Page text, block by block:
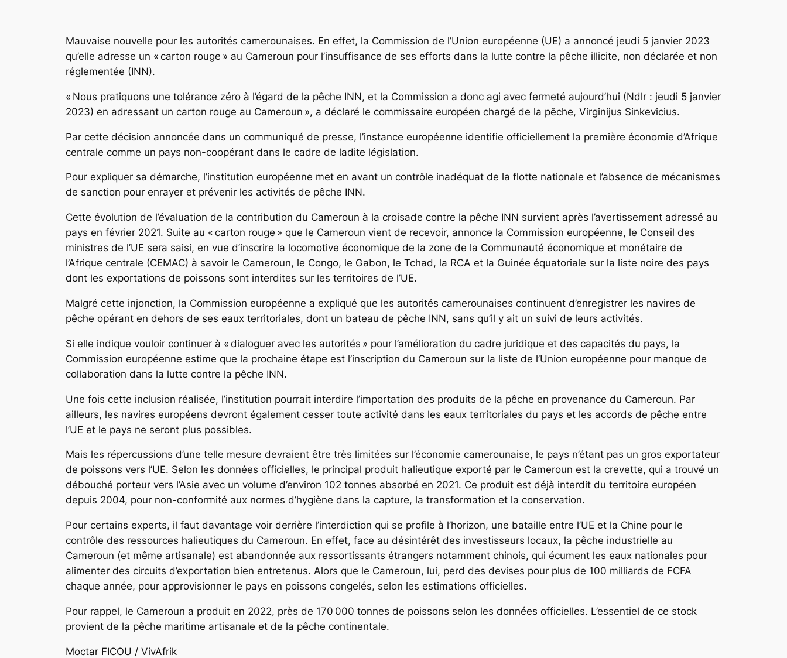
Mauvaise nouvelle pour les autorités camerounaises. En effet, la Commission de l’Union européenne (UE) a annoncé jeudi 5 janvier 2023
qu’elle adresse un « carton rouge » au Cameroun pour l’insuffisance de ses efforts dans la lutte contre la pêche illicite, non déclarée et non
réglementée (INN).
« Nous pratiquons une tolérance zéro à l’égard de la pêche INN, et la Commission a donc agi avec fermeté aujourd’hui (Ndlr : jeudi 5 janvier
2023) en adressant un carton rouge au Cameroun », a déclaré le commissaire européen chargé de la pêche, Virginijus Sinkevicius.
Par cette décision annoncée dans un communiqué de presse, l’instance européenne identifie officiellement la première économie d’Afrique
centrale comme un pays non-coopérant dans le cadre de ladite législation.
Pour expliquer sa démarche, l’institution européenne met en avant un contrôle inadéquat de la flotte nationale et l’absence de mécanismes
de sanction pour enrayer et prévenir les activités de pêche INN.
Cette évolution de l’évaluation de la contribution du Cameroun à la croisade contre la pêche INN survient après l’avertissement adressé au
pays en février 2021. Suite au « carton rouge » que le Cameroun vient de recevoir, annonce la Commission européenne, le Conseil des
ministres de l’UE sera saisi, en vue d’inscrire la locomotive économique de la zone de la Communauté économique et monétaire de
l’Afrique centrale (CEMAC) à savoir le Cameroun, le Congo, le Gabon, le Tchad, la RCA et la Guinée équatoriale sur la liste noire des pays
dont les exportations de poissons sont interdites sur les territoires de l’UE.
Malgré cette injonction, la Commission européenne a expliqué que les autorités camerounaises continuent d’enregistrer les navires de
pêche opérant en dehors de ses eaux territoriales, dont un bateau de pêche INN, sans qu’il y ait un suivi de leurs activités.
Si elle indique vouloir continuer à « dialoguer avec les autorités » pour l’amélioration du cadre juridique et des capacités du pays, la
Commission européenne estime que la prochaine étape est l’inscription du Cameroun sur la liste de l’Union européenne pour manque de
collaboration dans la lutte contre la pêche INN.
Une fois cette inclusion réalisée, l’institution pourrait interdire l’importation des produits de la pêche en provenance du Cameroun. Par
ailleurs, les navires européens devront également cesser toute activité dans les eaux territoriales du pays et les accords de pêche entre
l’UE et le pays ne seront plus possibles.
Mais les répercussions d’une telle mesure devraient être très limitées sur l’économie camerounaise, le pays n’étant pas un gros exportateur
de poissons vers l’UE. Selon les données officielles, le principal produit halieutique exporté par le Cameroun est la crevette, qui a trouvé un
débouché porteur vers l’Asie avec un volume d’environ 102 tonnes absorbé en 2021. Ce produit est déjà interdit du territoire européen
depuis 2004, pour non-conformité aux normes d’hygiène dans la capture, la transformation et la conservation.
Pour certains experts, il faut davantage voir derrière l’interdiction qui se profile à l’horizon, une bataille entre l’UE et la Chine pour le
contrôle des ressources halieutiques du Cameroun. En effet, face au désintérêt des investisseurs locaux, la pêche industrielle au
Cameroun (et même artisanale) est abandonnée aux ressortissants étrangers notamment chinois, qui écument les eaux nationales pour
alimenter des circuits d’exportation bien entretenus. Alors que le Cameroun, lui, perd des devises pour plus de 100 milliards de FCFA
chaque année, pour approvisionner le pays en poissons congelés, selon les estimations officielles.
Pour rappel, le Cameroun a produit en 2022, près de 170 000 tonnes de poissons selon les données officielles. L’essentiel de ce stock
provient de la pêche maritime artisanale et de la pêche continentale.
Moctar FICOU / VivAfrik